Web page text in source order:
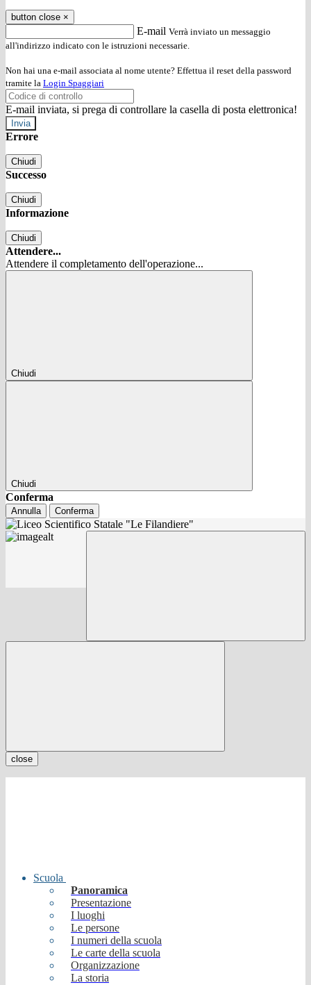
button close ×
E-mail Verrà inviato un messaggio
all'indirizzo indicato con le istruzioni necessarie.
Non hai una e-mail associata al nome utente? Effettua il reset della password
tramite la Login Spaggiari
E-mail inviata, si prega di controllare la casella di posta elettronica!
Errore
Chiudi
Successo
Chiudi
Informazione
Chiudi
Attendere...
Attendere il completamento dell'operazione...
Chiudi
Chiudi
Conferma
Annulla Conferma
close
Scuola
Panoramica
Presentazione
I luoghi
Le persone
I numeri della scuola
Le carte della scuola
Organizzazione
La storia